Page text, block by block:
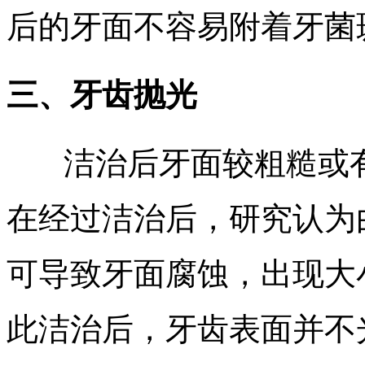
后的牙面不容易附着牙
三、牙齿抛光
洁治后牙面较粗糙或
在经过洁治后，研究认
可导致牙面腐蚀，出现
此洁治后，牙齿表面并